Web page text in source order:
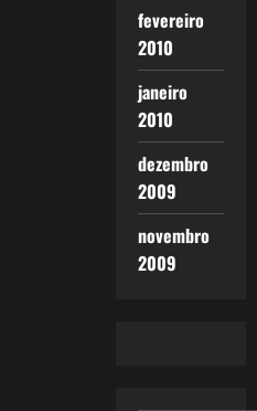
fevereiro
2010
janeiro
2010
dezembro
2009
novembro
2009